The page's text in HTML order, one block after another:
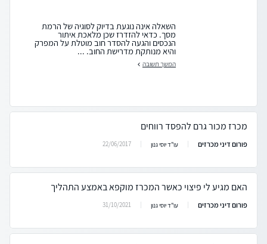
השאלה אינה נוגעת בדיוק לסוגיה של הרמת
מסך. כדאי להזדרז שכן מלאכת איתור
הנכסים והגעה להסדר חוב מוטלת על המפרק
והיא מנותקת מדרישת החוב. ...
המשך תשובה
מכרז מכור גרם להפסד רווחים
פורום דיני מכרזים עו"ד יוסי גנון 22/06/2017
האם מגיע לי פיצוי כאשר המכרז מוקפא באמצע התהליך
פורום דיני מכרזים עו"ד יוסי גנון 31/10/2021